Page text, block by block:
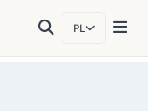
PL